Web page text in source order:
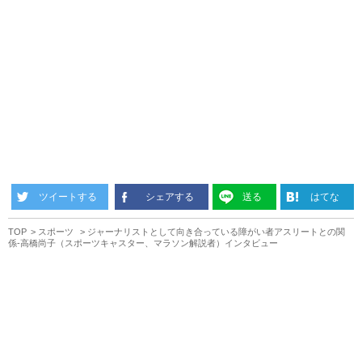
ツイートする シェアする 送る はてな
TOP スポーツ
ジャーナリストとして向き合っている障がい者アスリートとの関
係-高橋尚子（スポーツキャスター、マラソン解説者）インタビュー